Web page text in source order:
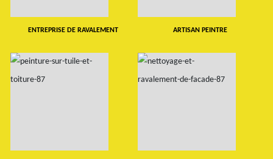
ENTREPRISE DE RAVALEMENT ARTISAN PEINTRE